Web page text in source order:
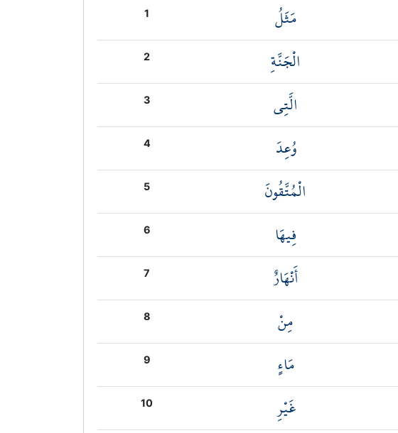
1 مَثَلُ
2 الْجَنَّةِ
3 الَّتِي
4 وُعِدَ
5 الْمُتَّقُونَ
6 فِيهَا
7 أَنْهَارٌ
8 مِنْ
9 مَاءٍ
10 غَيْرِ